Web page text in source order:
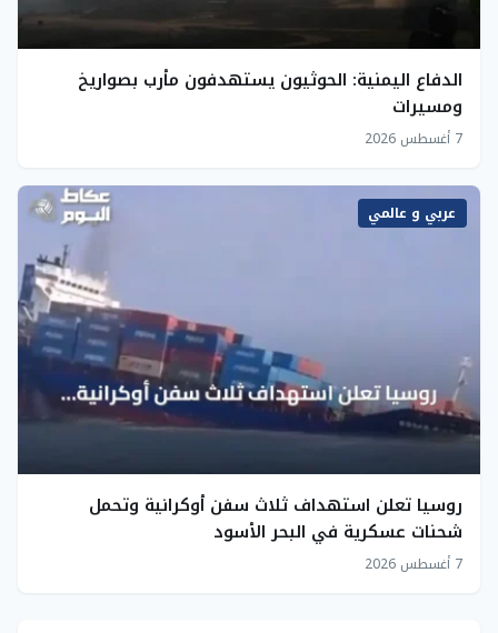
الدفاع اليمنية: الحوثيون يستهدفون مأرب بصواريخ
ومسيرات
7 أغسطس 2026
عربي و عالمي
روسيا تعلن استهداف ثلاث سفن أوكرانية وتحمل
شحنات عسكرية في البحر الأسود
7 أغسطس 2026